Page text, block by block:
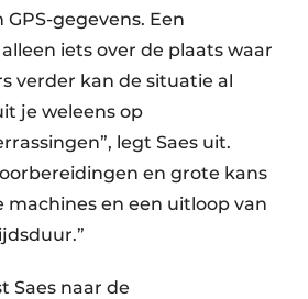
gegevens. Een
iets over de plaats waar
verder kan de situatie al
je weleens op
legt Saes uit.
en grote kans
machines en een uitloop van
Saes naar de